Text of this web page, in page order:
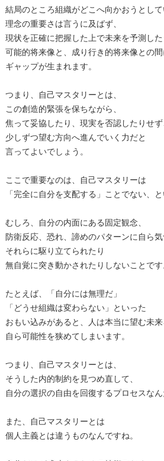
結局のところ組織がどこへ向かおうとし
理念の重要さは言うに及ばず、
現状を正確に把握した上で未来を予測した
可能的将来像と、成り行き的将来像との
ギャップが生まれます。
つまり、自己マスタリーとは、
この創造的緊張を保ちながら、
焦って妥協したり、現実を否認したりせず
少しずつ望む方向へ進んでいく力だと
言ってよいでしょう。
ここで重要なのは、自己マスタリーは
「完全に自分を支配する」ことでない、と
むしろ、自分の内面にある固定観念、
防衛反応、恐れ、諦めのパターンに自ら気
それらに駆り立てられたり
無自覚に突き動かされたりしないことです
たとえば、「自分には無理だ」
「どうせ組織は変わらない」といった
おもい込みがあると、人は本当に望む未来
自ら可能性を狭めてしまいます。
つまり、自己マスタリーとは、
そうした内的制約を見つめ直して、
自分の選択の自由を回復するプロセスなん
また、自己マスタリーとは
個人主義とは違うものなんですね。